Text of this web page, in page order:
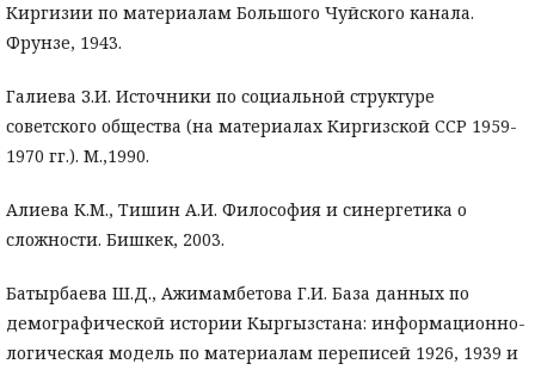
Киргизии по материалам Большого Чуйского канала.
Фрунзе, 1943.
Галиева З.И. Источники по социальной структуре
советского общества (на материалах Киргизской ССР 1959-
1970 гг.). М.,1990.
Алиева К.М., Тишин А.И. Философия и синергетика о
сложности. Бишкек, 2003.
Батырбаева Ш.Д., Ажимамбетова Г.И. База данных по
демографической истории Кыргызстана: информационно-
логическая модель по материалам переписей 1926, 1939 и